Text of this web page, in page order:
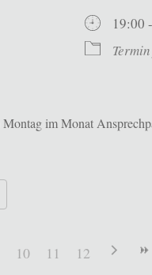
19:00
im Monat
10 11 12